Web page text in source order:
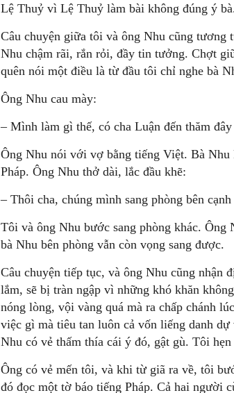
Lệ Thuỷ vì Lệ Thuỷ làm bài không đúng ý
Câu chuyện giữa tôi và ông Nhu cũng
Nhu chậm rãi, rắn rỏi, đầy tin tưởng. Chợt
quên nói một điều là từ đầu tôi chỉ nghe bà
Ông Nhu cau mày:
– Mình làm gì thế, có cha Luận đến thăm đây
Ông Nhu nói với vợ bằng tiếng Việt. Bà Nhu
Pháp. Ông Nhu thở dài, lắc đầu khẽ:
– Thôi cha, chúng mình sang phòng bên
Tôi và ông Nhu bước sang phòng khác.
bà Nhu bên phòng vẫn còn vọng sang được.
Câu chuyện tiếp tục, và ông Nhu cũng nhận
lắm, sẽ bị tràn ngập vì những khó khăn
nóng lòng, vội vàng quá mà ra chấp chánh
việc gì mà tiêu tan luôn cả vốn liếng danh
Nhu có vẻ thấm thía cái ý đó, gật gù. Tôi
Ông có vẻ mến tôi, và khi từ giã ra về, tôi
đó đọc một tờ báo tiếng Pháp. Cả hai người